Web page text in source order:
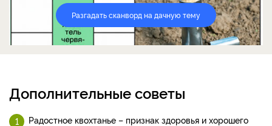
Разгадать сканворд на дачную тему
Дополнительные советы
Радостное квохтанье – признак здоровья и хорошего